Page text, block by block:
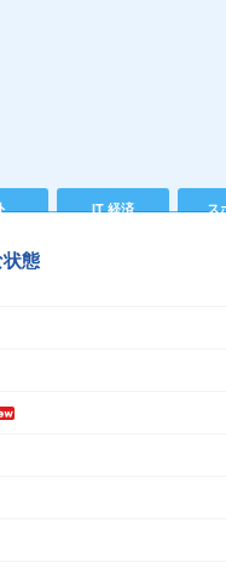
IT 経済 ス
態